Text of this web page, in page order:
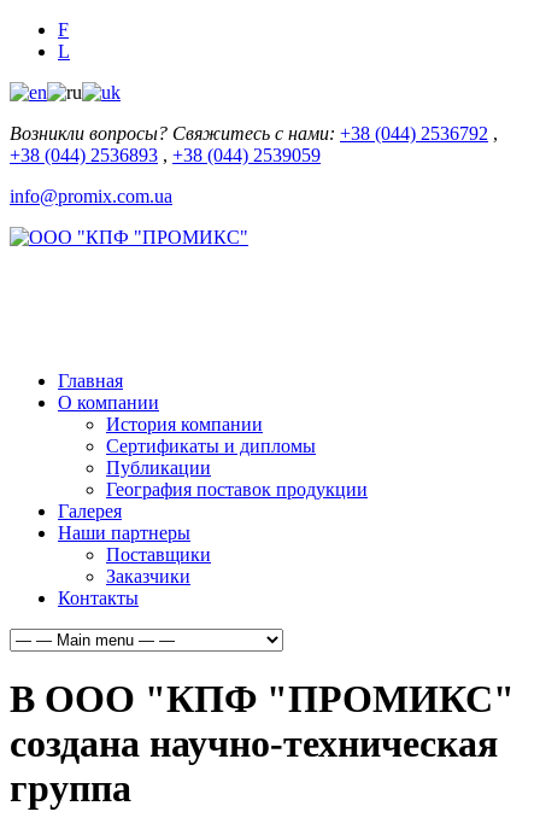
F
L
Возникли вопросы? Свяжитесь с нами: +38 (044) 2536792 ,
+38 (044) 2536893 , +38 (044) 2539059
info@promix.com.ua
Главная
О компании
История компании
Сертификаты и дипломы
Публикации
География поставок продукции
Галерея
Наши партнеры
Поставщики
Заказчики
Контакты
В ООО "КПФ "ПРОМИКС"
создана научно-техническая
группа